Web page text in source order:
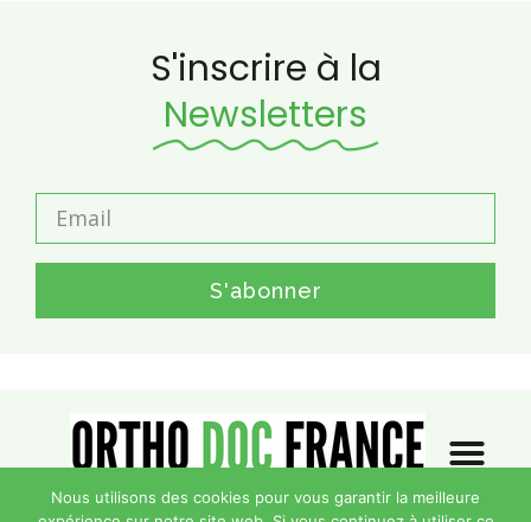
S'inscrire à la
Newsletters
S'abonner
Nous utilisons des cookies pour vous garantir la meilleure